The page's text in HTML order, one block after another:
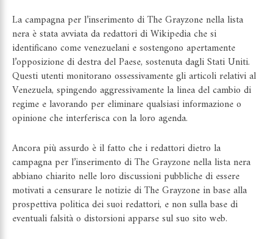
La campagna per l’inserimento di The Grayzone nella lista
nera è stata avviata da redattori di Wikipedia che si
identificano come venezuelani e sostengono apertamente
l’opposizione di destra del Paese, sostenuta dagli Stati Uniti.
Questi utenti monitorano ossessivamente gli articoli relativi al
Venezuela, spingendo aggressivamente la linea del cambio di
regime e lavorando per eliminare qualsiasi informazione o
opinione che interferisca con la loro agenda.
Ancora più assurdo è il fatto che i redattori dietro la
campagna per l’inserimento di The Grayzone nella lista nera
abbiano chiarito nelle loro discussioni pubbliche di essere
motivati a censurare le notizie di The Grayzone in base alla
prospettiva politica dei suoi redattori, e non sulla base di
eventuali falsità o distorsioni apparse sul suo sito web.